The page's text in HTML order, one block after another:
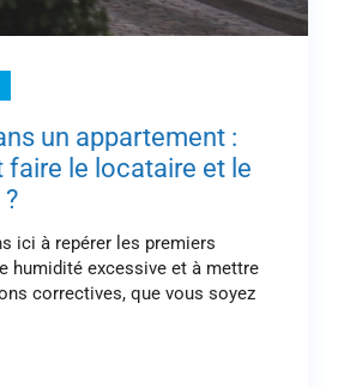
un appartement :
faire le locataire et le
ici à repérer les premiers
humidité excessive et à mettre
correctives, que vous soyez